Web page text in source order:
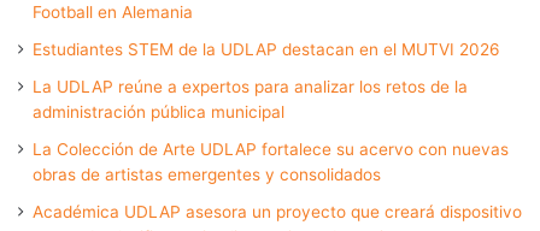
Football en Alemania
Estudiantes STEM de la UDLAP destacan en el MUTVI 2026
La UDLAP reúne a expertos para analizar los retos de la
administración pública municipal
La Colección de Arte UDLAP fortalece su acervo con nuevas
obras de artistas emergentes y consolidados
Académica UDLAP asesora un proyecto que creará dispositivo